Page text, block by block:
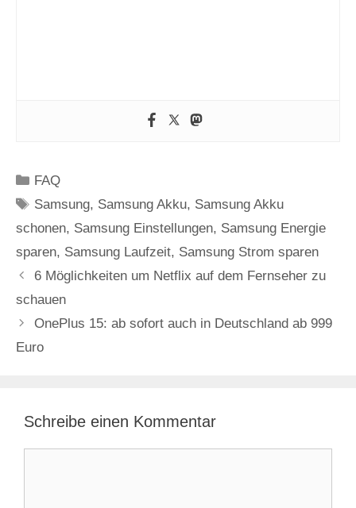
Kategorien
FAQ
Schlagwörter
Samsung, Samsung Akku, Samsung Akku
schonen, Samsung Einstellungen, Samsung Energie
sparen, Samsung Laufzeit, Samsung Strom sparen
6 Möglichkeiten um Netflix auf dem Fernseher zu
schauen
OnePlus 15: ab sofort auch in Deutschland ab 999
Euro
Schreibe einen Kommentar